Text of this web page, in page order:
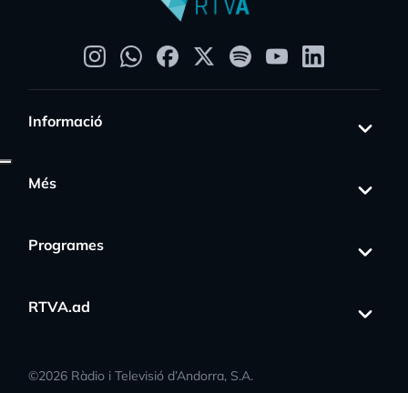
Informació
Més
Programes
RTVA.ad
©2026 Ràdio i Televisió d’Andorra, S.A.